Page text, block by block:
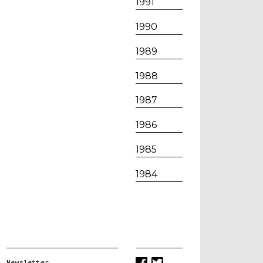
1990
1989
1988
1987
1986
1985
1984